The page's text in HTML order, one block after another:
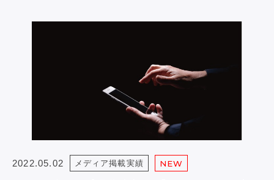
2022.05.02 メディア掲載実績 NEW